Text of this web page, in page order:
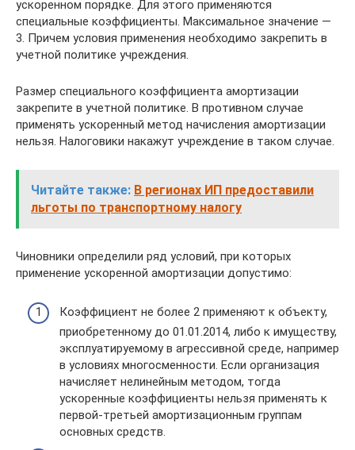
ускоренном порядке. Для этого применяются
специальные коэффициенты. Максимальное значение —
3. Причем условия применения необходимо закрепить в
учетной политике учреждения.
Размер специального коэффициента амортизации
закрепите в учетной политике. В противном случае
применять ускоренный метод начисления амортизации
нельзя. Налоговики накажут учреждение в таком случае.
Читайте также: В регионах ИП предоставили
льготы по транспортному налогу
Чиновники определили ряд условий, при которых
применение ускоренной амортизации допустимо:
Коэффициент не более 2 применяют к объекту,
приобретенному до 01.01.2014, либо к имуществу,
эксплуатируемому в агрессивной среде, например
в условиях многосменности. Если организация
начисляет нелинейным методом, тогда
ускоренные коэффициенты нельзя применять к
первой-третьей амортизационным группам
основных средств.